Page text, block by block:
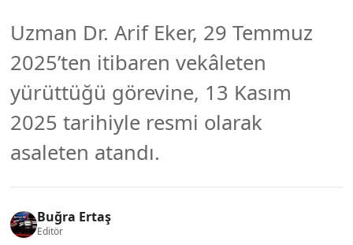
Uzman Dr. Arif Eker, 29 Temmuz
2025’ten itibaren vekâleten
yürüttüğü görevine, 13 Kasım
2025 tarihiyle resmi olarak
asaleten atandı.
Buğra Ertaş
Editör